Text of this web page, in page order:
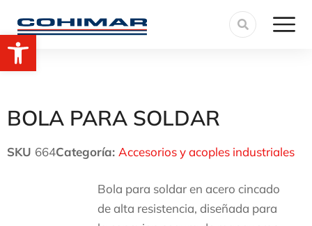
BOLA PARA SOLDAR
SKU 664Categoría: Accesorios y acoples industriales
Bola para soldar en acero cincado
de alta resistencia, diseñada para
Abrir barra de herramientas